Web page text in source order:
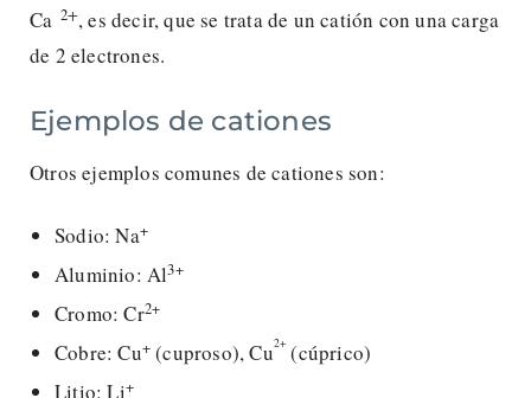
Ca 2+, es decir, que se trata de un catión con una carga
de 2 electrones.
Ejemplos de cationes
Otros ejemplos comunes de cationes son:
Sodio: Na+
Aluminio: Al3+
Cromo: Cr2+
Cobre: Cu+ (cuproso), Cu2+ (cúprico)
Litio: Li+